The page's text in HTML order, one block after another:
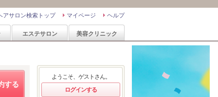
ヘルプ
マイページ
アサロン検索トップ
エステサロン 美容クリニック
する
ようこそ、ゲストさん。
ログインする